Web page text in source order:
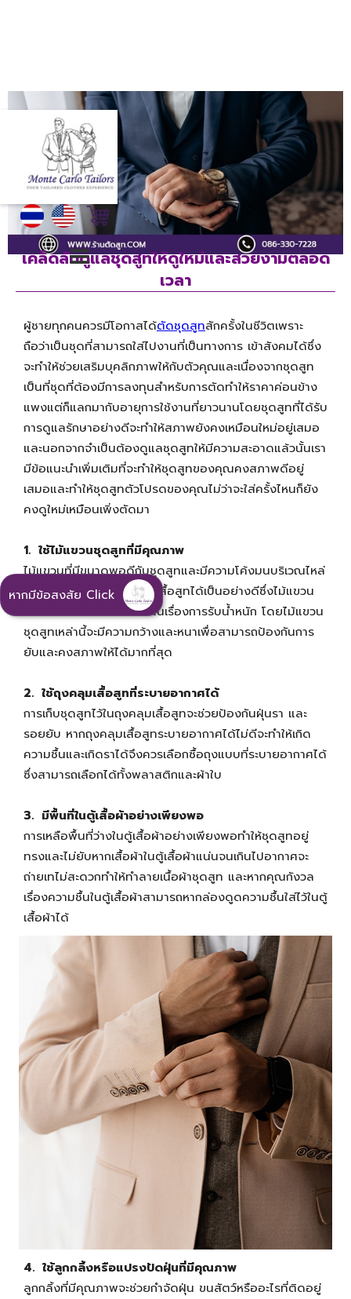
หากมีข้อสงสัย Click
เคล็ดลับดูแลชุดสูทให้ดูใหม่และสวยงามตลอด
เวลา
ผู้ชายทุกคนควรมีโอกาสได้ตัดชุดสูทสักครั้งในชีวิตเพราะ
ถือว่าเป็นชุดที่สามารถใส่ไปงานที่เป็นทางการ เข้าสังคมได้ซึ่ง
จะทำให้ช่วยเสริมบุคลิกภาพให้กับตัวคุณและเนื่องจากชุดสูท
เป็นที่ชุดที่ต้องมีการลงทุนสำหรับการตัดทำให้ราคาค่อนข้าง
แพงแต่ก็แลกมากับอายุการใช้งานที่ยาวนานโดยชุดสูทที่ได้รับ
การดูแลรักษาอย่างดีจะทำให้สภาพยังคงเหมือนใหม่อยู่เสมอ
และนอกจากจำเป็นต้องดูแลชุดสูทให้มีความสะอาดแล้วนั้นเรา
มีข้อแนะนำเพิ่มเติมที่จะทำให้ชุดสูทของคุณคงสภาพดีอยู่
เสมอและทำให้ชุดสูทตัวโปรดของคุณไม่ว่าจะใส่ครั้งไหนก็ยัง
คงดูใหม่เหมือนเพิ่งตัดมา
1. ใช้ไม้แขวนชุดสูทที่มีคุณภาพ
ไม้แขวนที่มีขนาดพอดีกับชุดสูทและมีความโค้งมนบริเวณไหล่
จะช่วยรักษาสภาพของทรงเสื้อสูทได้เป็นอย่างดีซึ่งไม้แขวน
ควรทำด้วยไม้เพราะจะช่วยในเรื่องการรับน้ำหนัก โดยไม้แขวน
ชุดสูทเหล่านี้จะมีความกว้างและหนาเพื่อสามารถป้องกันการ
ยับและคงสภาพให้ได้มากที่สุด
2. ใช้ถุงคลุมเสื้อสูทที่ระบายอากาศได้
การเก็บชุดสูทไว้ในถุงคลุมเสื้อสูทจะช่วยป้องกันฝุ่นรา และ
รอยยับ หากถุงคลุมเสื้อสูทระบายอากาศได้ไม่ดีจะทำให้เกิด
ความชื้นและเกิดราได้จึงควรเลือกซื้อถุงแบบที่ระบายอากาศได้
ซึ่งสามารถเลือกได้ทั้งพลาสติกและผ้าใบ
3. มีพื้นที่ในตู้เสื้อผ้าอย่างเพียงพอ
การเหลือพื้นที่ว่างในตู้เสื้อผ้าอย่างเพียงพอทำให้ชุดสูทอยู่
ทรงและไม่ยับหากเสื้อผ้าในตู้เสื้อผ้าแน่นจนเกินไปอากาศจะ
ถ่ายเทไม่สะดวกทำให้ทำลายเนื้อผ้าชุดสูท และหากคุณกังวล
เรื่องความชื้นในตู้เสื้อผ้าสามารถหากล่องดูดความชื้นใส่ไว้ในตู้
เสื้อผ้าได้
4. ใช้ลูกกลิ้งหรือแปรงปัดฝุ่นที่มีคุณภาพ
ลูกกลิ้งที่มีคุณภาพจะช่วยกำจัดฝุ่น ขนสัตว์หรืออะไรที่ติดอยู่